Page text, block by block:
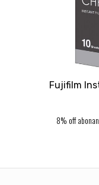
Fujifilm
8% off